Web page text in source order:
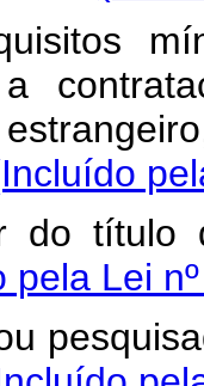
do título
pela Lei